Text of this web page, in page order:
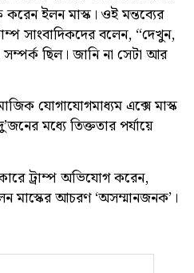
ইলন মাস্ক। ওই মন্তব্যের
সাংবাদিকদের বলেন, “দেখুন,
ছিল। জানি না সেটা আর
যোগাযোগমাধ্যম এক্সে মাস্ক
মধ্যে তিক্ততার পর্যায়ে
ট্রাম্প অভিযোগ করেন,
মাস্কের আচরণ ‘অসম্মানজনক’।